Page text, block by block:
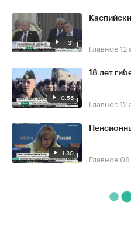
1:31 Главное12
0:56
18 лет
Главное12
1:30 Главное 08